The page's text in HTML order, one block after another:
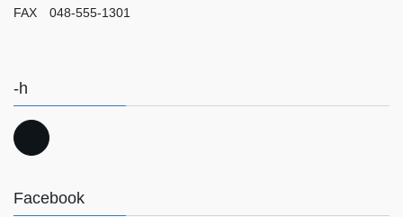
FAX 048-555-1301
-h
Facebook